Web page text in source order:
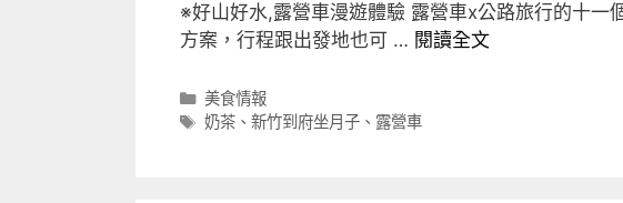
※好山好水,露營車漫遊體驗 露營車x公路旅行的十一
方案，行程跟出發地也可 … 閱讀全文
分
類
美食情報
標
奶茶、 新竹到府坐月子、 露營車